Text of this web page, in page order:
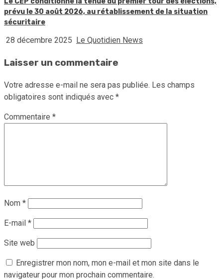
prévu le 30 août 2026, au rétablissement de la situation
sécuritaire
28 décembre 2025 Le Quotidien News
Laisser un commentaire
Votre adresse e-mail ne sera pas publiée. Les champs
obligatoires sont indiqués avec *
Commentaire *
Nom *
E-mail *
Site web
Enregistrer mon nom, mon e-mail et mon site dans le
navigateur pour mon prochain commentaire.